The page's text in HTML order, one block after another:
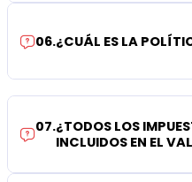
06.¿CUÁL ES LA
07.¿TODOS LOS
INCLUIDOS EN EL